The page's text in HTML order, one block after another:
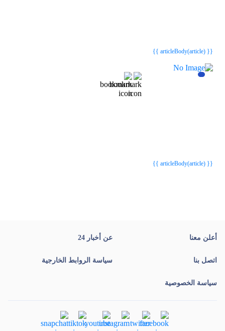
{{ articleBody(article) }}
{{ articleBody(article) }}
أعلن معنا عن أخبار 24
اتصل بنا سياسة الروابط الخارجية
سياسة الخصوصية